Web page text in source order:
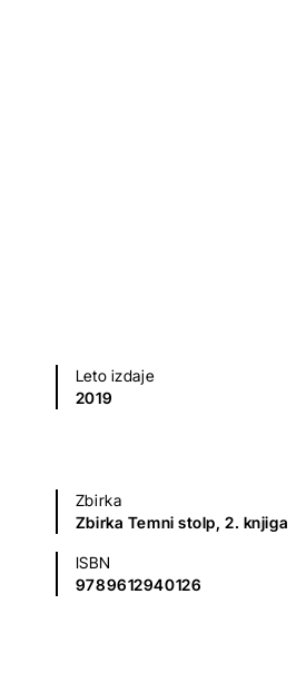
Leto izdaje
2019
Zbirka
Zbirka Temni stolp, 2. knjiga
ISBN
9789612940126